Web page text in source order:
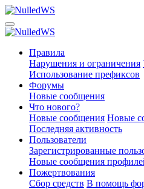
Правила
Нарушения и ограничения
Использование префиксов
Форумы
Новые сообщения
Что нового?
Новые сообщения Новые
Последняя активность
Пользователи
Зарегистрированные
Новые сообщения
Пожертвования
Сбор средств В помощь